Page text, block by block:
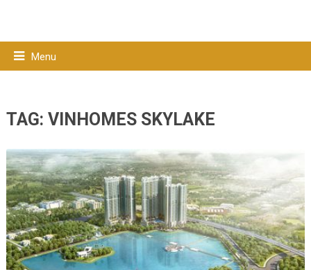
Menu
TAG: VINHOMES SKYLAKE